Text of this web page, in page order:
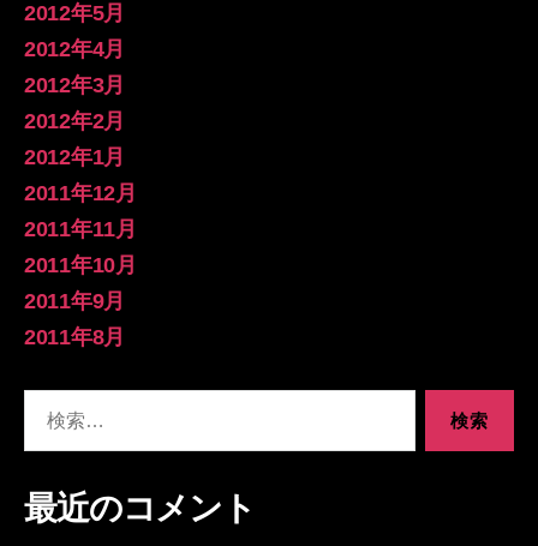
2012年5月
2012年4月
2012年3月
2012年2月
2012年1月
2011年12月
2011年11月
2011年10月
2011年9月
2011年8月
象:
最近のコメント